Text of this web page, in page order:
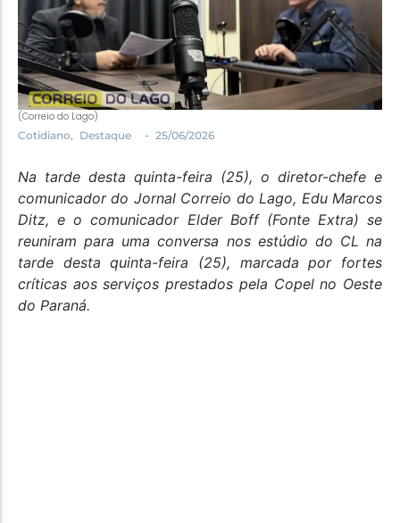
(Correio do Lago)
Cotidiano, Destaque - 25/06/2026
Na tarde desta quinta-feira (25), o diretor-chefe e
comunicador do Jornal Correio do Lago, Edu Marcos
Ditz, e o comunicador Elder Boff (Fonte Extra) se
reuniram para uma conversa nos estúdio do CL na
tarde desta quinta-feira (25), marcada por fortes
críticas aos serviços prestados pela Copel no Oeste
do Paraná.